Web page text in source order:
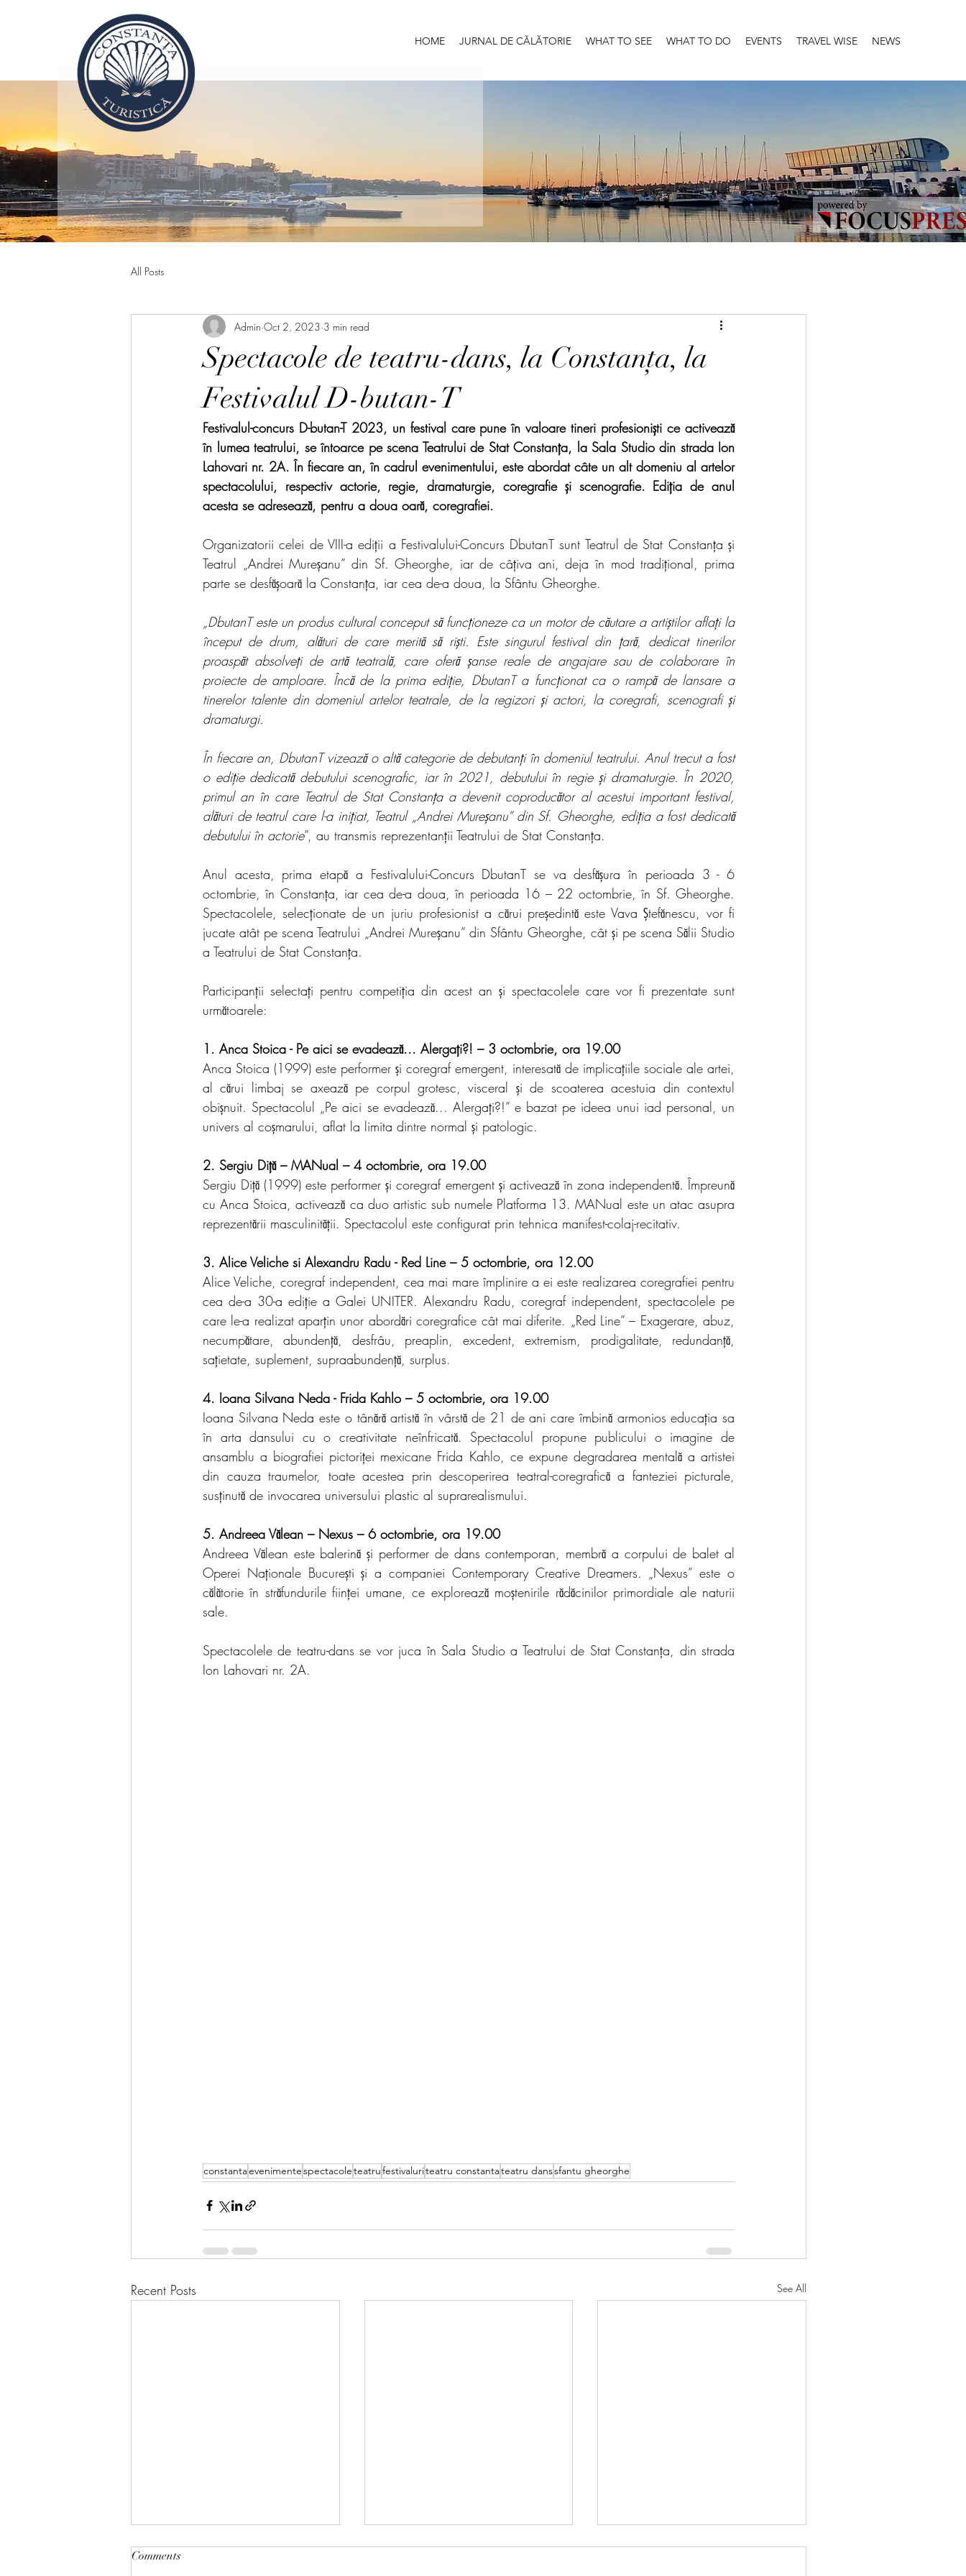
HOME JURNAL DE CĂLĂTORIE WHAT TO SEE WHAT TO DO EVENTS TRAVEL WISE NEWS
All Posts
Spectacole de teatru-dans, la Constanța, la
Festivalul D-butan-T
Admin Oct 2, 2023 3 min read
Festivalul-concurs D-butan-T 2023, un festival care pune în valoare tineri profesioniști ce activează
în lumea teatrului, se întoarce pe scena Teatrului de Stat Constanța, la Sala Studio din strada Ion
Lahovari nr. 2A. În fiecare an, în cadrul evenimentului, este abordat câte un alt domeniu al artelor
spectacolului, respectiv actorie, regie, dramaturgie, coregrafie și scenografie. Ediția de anul
acesta se adresează, pentru a doua oară, coregrafiei.
Organizatorii celei de VIII-a ediții a Festivalului-Concurs DbutanT sunt Teatrul de Stat Constanța și
Teatrul „Andrei Mureșanu” din Sf. Gheorghe, iar de câțiva ani, deja în mod tradițional, prima
parte se desfășoară la Constanța, iar cea de-a doua, la Sfântu Gheorghe.
„DbutanT este un produs cultural conceput să funcţioneze ca un motor de căutare a artiştilor aflaţi la
început de drum, alături de care merită să rişti. Este singurul festival din țară, dedicat tinerilor
proaspăt absolveți de artă teatrală, care oferă șanse reale de angajare sau de colaborare în
proiecte de amploare. Încă de la prima ediție, DbutanT a funcționat ca o rampă de lansare a
tinerelor talente din domeniul artelor teatrale, de la regizori și actori, la coregrafi, scenografi și
dramaturgi.
În fiecare an, DbutanT vizează o altă categorie de debutanți în domeniul teatrului. Anul trecut a fost
o ediție dedicată debutului scenografic, iar în 2021, debutului în regie și dramaturgie. În 2020,
primul an în care Teatrul de Stat Constanța a devenit coproducător al acestui important festival,
alături de teatrul care l-a inițiat, Teatrul „Andrei Mureșanu” din Sf. Gheorghe, ediția a fost dedicată
debutului în actorie”, au transmis reprezentanții Teatrului de Stat Constanța.
Anul acesta, prima etapă a Festivalului-Concurs DbutanT se va desfășura în perioada 3 - 6
octombrie, în Constanța, iar cea de-a doua, în perioada 16 – 22 octombrie, în Sf. Gheorghe.
Spectacolele, selecționate de un juriu profesionist a cărui președintă este Vava Ștefănescu, vor fi
jucate atât pe scena Teatrului „Andrei Mureșanu” din Sfântu Gheorghe, cât și pe scena Sălii Studio
a Teatrului de Stat Constanța.
Participanții selectați pentru competiția din acest an și spectacolele care vor fi prezentate sunt
următoarele:
1. Anca Stoica - Pe aici se evadează... Alergați?! – 3 octombrie, ora 19.00
Anca Stoica (1999) este performer și coregraf emergent, interesată de implicațiile sociale ale artei,
al cărui limbaj se axează pe corpul grotesc, visceral și de scoaterea acestuia din contextul
obișnuit. Spectacolul „Pe aici se evadează... Alergați?!” e bazat pe ideea unui iad personal, un
univers al coșmarului, aflat la limita dintre normal și patologic.
2. Sergiu Diță – MANual – 4 octombrie, ora 19.00
Sergiu Diță (1999) este performer și coregraf emergent și activează în zona independentă. Împreună
cu Anca Stoica, activează ca duo artistic sub numele Platforma 13. MANual este un atac asupra
reprezentării masculinității. Spectacolul este configurat prin tehnica manifest-colaj-recitativ.
3. Alice Veliche si Alexandru Radu - Red Line – 5 octombrie, ora 12.00
Alice Veliche, coregraf independent, cea mai mare împlinire a ei este realizarea coregrafiei pentru
cea de-a 30-a ediție a Galei UNITER. Alexandru Radu, coregraf independent, spectacolele pe
care le-a realizat aparțin unor abordări coregrafice cât mai diferite. „Red Line” – Exagerare, abuz,
necumpătare, abundență, desfrâu, preaplin, excedent, extremism, prodigalitate, redundanță,
sațietate, suplement, supraabundență, surplus.
4. Ioana Silvana Neda - Frida Kahlo – 5 octombrie, ora 19.00
Ioana Silvana Neda este o tânără artistă în vârstă de 21 de ani care îmbină armonios educația sa
în arta dansului cu o creativitate neînfricată. Spectacolul propune publicului o imagine de
ansamblu a biografiei pictoriței mexicane Frida Kahlo, ce expune degradarea mentală a artistei
din cauza traumelor, toate acestea prin descoperirea teatral-coregrafică a fanteziei picturale,
susținută de invocarea universului plastic al suprarealismului.
5. Andreea Vălean – Nexus – 6 octombrie, ora 19.00
Andreea Vălean este balerină și performer de dans contemporan, membră a corpului de balet al
Operei Naționale București și a companiei Contemporary Creative Dreamers. „Nexus” este o
călătorie în străfundurile ființei umane, ce explorează moștenirile rădăcinilor primordiale ale naturii
sale.
Spectacolele de teatru-dans se vor juca în Sala Studio a Teatrului de Stat Constanța, din strada
Ion Lahovari nr. 2A.
constantaevenimentespectacoleteatrufestivaluriteatru constantateatru danssfantu gheorghe
Recent Posts See All
Comments